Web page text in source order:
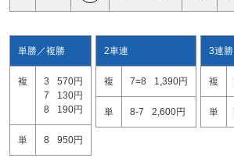
単勝／複勝
複 3
570円
7
130円
8
190円
単 8 950円
2車連
複 7=8 1,390円
単 8-7 2,600円
3連勝
複
単